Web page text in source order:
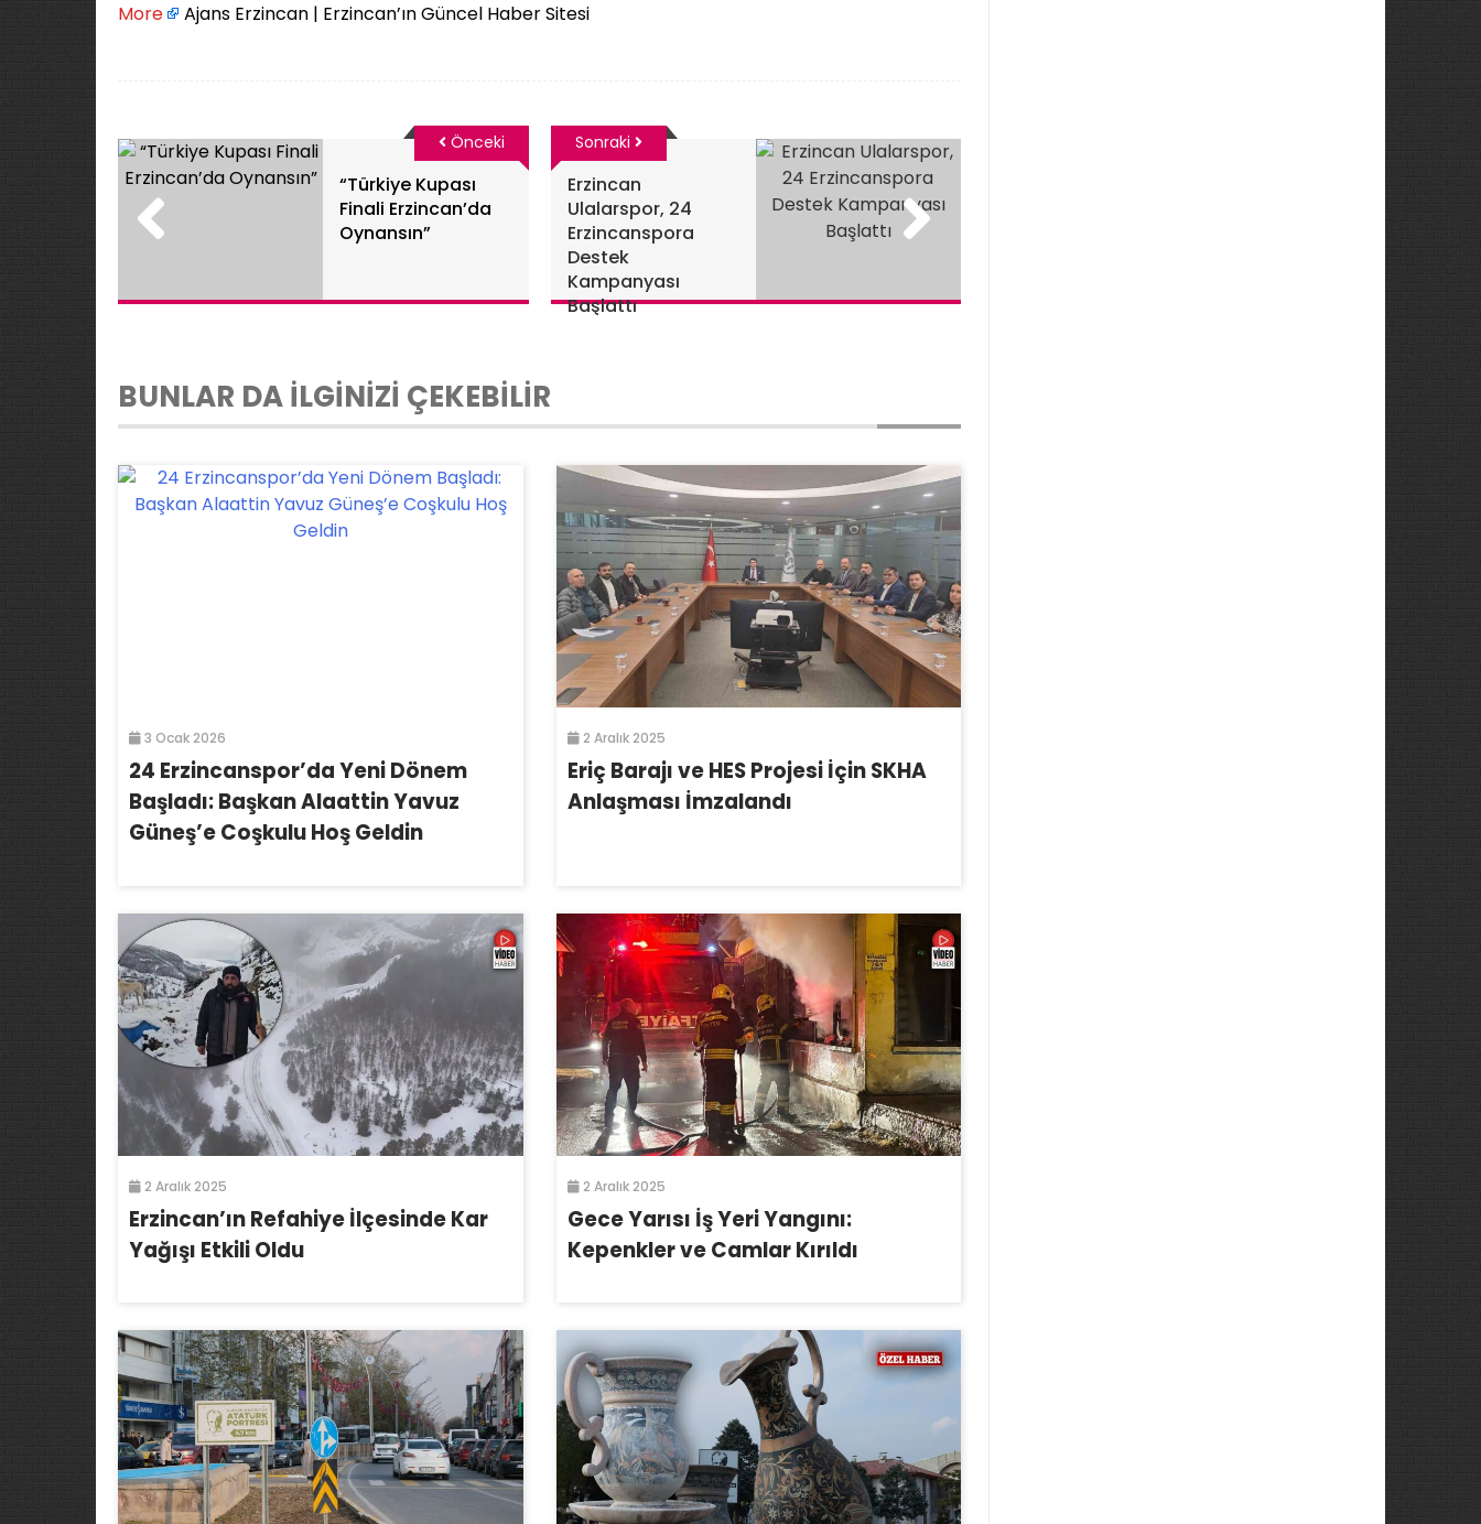
More
Ajans Erzincan | Erzincan’ın Güncel Haber Sitesi
“Türkiye Kupası
Finali Erzincan’da
Oynansın”
Önceki
Erzincan
Ulalarspor, 24
Erzincanspora
Destek
Kampanyası
Başlattı
Sonraki
BUNLAR DA İLGİNİZİ ÇEKEBİLİR
3 Ocak 2026
24 Erzincanspor’da Yeni Dönem
Başladı: Başkan Alaattin Yavuz
Güneş’e Coşkulu Hoş Geldin
2 Aralık 2025
Eriç Barajı ve HES Projesi İçin SKHA
Anlaşması İmzalandı
2 Aralık 2025
Erzincan’ın Refahiye İlçesinde Kar
Yağışı Etkili Oldu
2 Aralık 2025
Gece Yarısı İş Yeri Yangını:
Kepenkler ve Camlar Kırıldı